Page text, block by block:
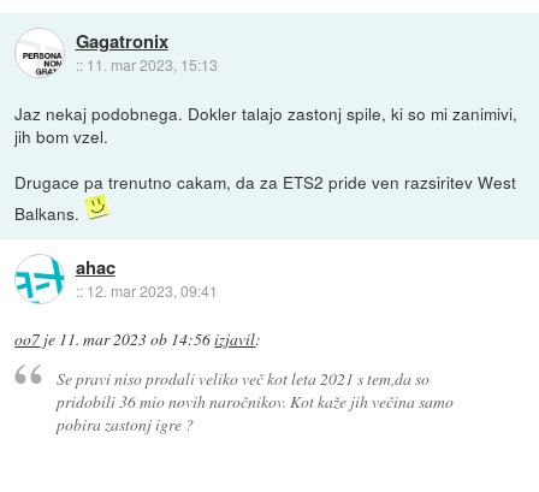
Gagatronix
:: 11. mar 2023, 15:13
Jaz nekaj podobnega. Dokler talajo zastonj spile, ki so mi zanimivi,
jih bom vzel.
Drugace pa trenutno cakam, da za ETS2 pride ven razsiritev West
Balkans.
ahac
:: 12. mar 2023, 09:41
oo7 je 11. mar 2023 ob 14:56izjavil:
Se pravi niso prodali veliko več kot leta 2021 s tem,da so
pridobili 36 mio novih naročnikov. Kot kaže jih večina samo
pobira zastonj igre ?